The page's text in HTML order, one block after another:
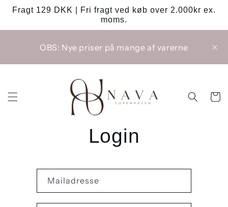
Gå til
indhold
Fragt 129 DKK | Fri fragt ved køb over 2.000kr ex.
moms.
OBS: Nye priser på mange af varerne
Login
Mailadresse